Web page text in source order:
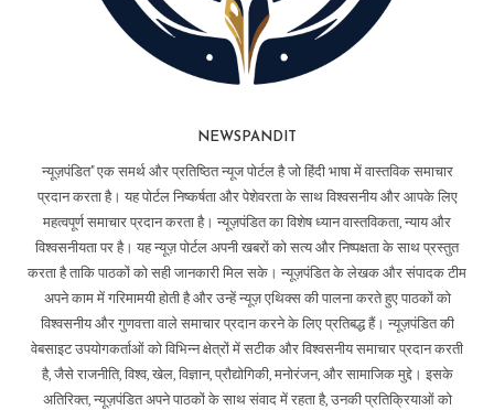
NEWSPANDIT
न्यूज़पंडित" एक समर्थ और प्रतिष्ठित न्यूज पोर्टल है जो हिंदी भाषा में वास्तविक समाचार
प्रदान करता है। यह पोर्टल निष्कर्षता और पेशेवरता के साथ विश्वसनीय और आपके लिए
महत्वपूर्ण समाचार प्रदान करता है। न्यूज़पंडित का विशेष ध्यान वास्तविकता, न्याय और
विश्वसनीयता पर है। यह न्यूज़ पोर्टल अपनी खबरों को सत्य और निष्पक्षता के साथ प्रस्तुत
करता है ताकि पाठकों को सही जानकारी मिल सके। न्यूज़पंडित के लेखक और संपादक टीम
अपने काम में गरिमामयी होती है और उन्हें न्यूज़ एथिक्स की पालना करते हुए पाठकों को
विश्वसनीय और गुणवत्ता वाले समाचार प्रदान करने के लिए प्रतिबद्ध हैं। न्यूज़पंडित की
वेबसाइट उपयोगकर्ताओं को विभिन्न क्षेत्रों में सटीक और विश्वसनीय समाचार प्रदान करती
है, जैसे राजनीति, विश्व, खेल, विज्ञान, प्रौद्योगिकी, मनोरंजन, और सामाजिक मुद्दे। इसके
अतिरिक्त, न्यूज़पंडित अपने पाठकों के साथ संवाद में रहता है, उनकी प्रतिक्रियाओं को